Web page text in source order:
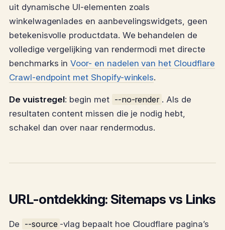
uit dynamische UI-elementen zoals
winkelwagenlades en aanbevelingswidgets, geen
betekenisvolle productdata. We behandelen de
volledige vergelijking van rendermodi met directe
benchmarks inVoor- en nadelen van het Cloudflare
Crawl-endpoint met Shopify-winkels.
De vuistregel: begin met --no-render . Als de
resultaten content missen die je nodig hebt,
schakel dan over naar rendermodus.
URL-ontdekking: Sitemaps vs Links
De --source -vlag bepaalt hoe Cloudflare pagina’s